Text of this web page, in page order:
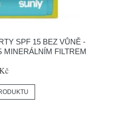
SPF 15 BEZ VŮNĚ -
MINERÁLNÍM FILTREM